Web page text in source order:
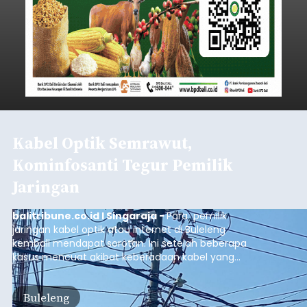
Kabel Optik Semrawut,
Kominfosanti Tegur Pemilik
Jaringan
balitribune.co.id I Singaraja -Para pemilik
jaringan kabel optik atau internet di Buleleng
kembali mendapat sorotan. Ini setelah beberapa
kasus mencuat akibat keberadaan kabel yang
terpasang sembarangan. Bahkan nyaris
membuat celaka setelah pengendara sepeda
motor terjatuh akibat lehernya terlilit kabel yang
Buleleng